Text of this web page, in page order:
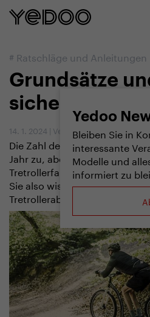
Yedoo
Bleiben Sie in
interessante
Modelle und
informiert zu
# Ratschläge und Anleitungen
Grundsätze
sicheres
14. 1. 2024 Vendula Kosíková
Die Zahl der
Jahr zu, aber nicht jeder ist
Tretrollerfahren seine
Sie also wissen, bevor Sie zu
Tretrollerabenteuer